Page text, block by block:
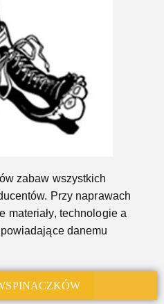
zabaw wszystkich
Przy naprawach
materiały, technologie a
danemu